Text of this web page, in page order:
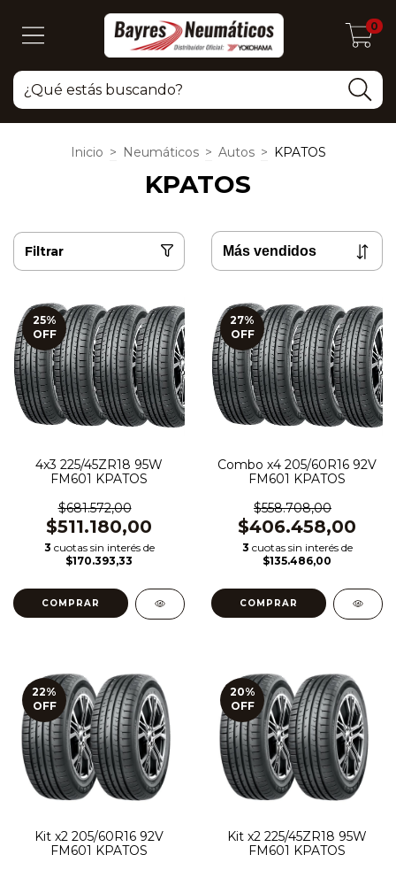
0
Inicio > Neumáticos > Autos > KPATOS
KPATOS
Filtrar
25%
OFF
4x3 225/45ZR18 95W
FM601 KPATOS
$681.572,00
$511.180,00
3 cuotas sin interés de
$170.393,33
27%
OFF
Combo x4 205/60R16 92V
FM601 KPATOS
$558.708,00
$406.458,00
3 cuotas sin interés de
$135.486,00
22%
OFF
Kit x2 205/60R16 92V
FM601 KPATOS
20%
OFF
Kit x2 225/45ZR18 95W
FM601 KPATOS